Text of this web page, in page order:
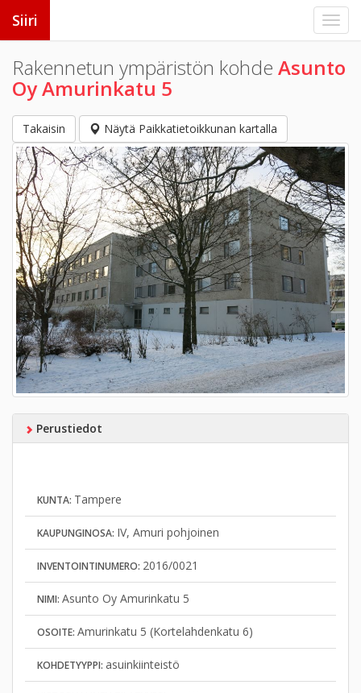
Siiri
Rakennetun ympäristön kohde Asunto
Oy Amurinkatu 5
Takaisin Näytä Paikkatietoikkunan kartalla
Perustiedot
KUNTA: Tampere
KAUPUNGINOSA: IV, Amuri pohjoinen
INVENTOINTINUMERO: 2016/0021
NIMI: Asunto Oy Amurinkatu 5
OSOITE: Amurinkatu 5 (Kortelahdenkatu 6)
KOHDETYYPPI: asuinkiinteistö